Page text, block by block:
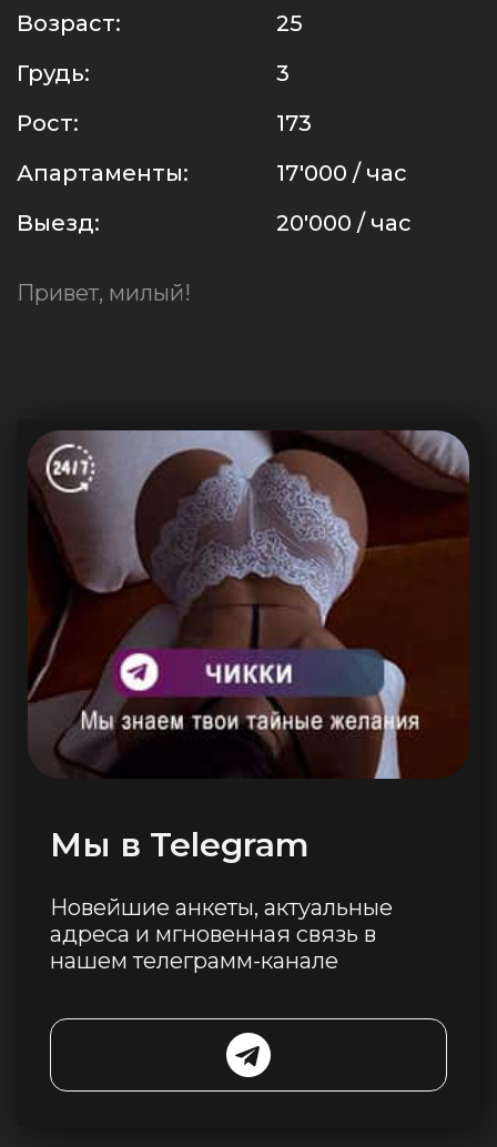
Возраст:
25
Грудь:
3
Рост:
173
Апартаменты:
17'000 / час
Выезд:
20'000 / час
Привет, милый!
Мы в Telegram
Новейшие анкеты, актуальные
адреса и мгновенная связь в
нашем телеграмм-канале